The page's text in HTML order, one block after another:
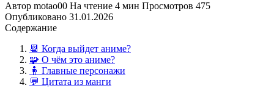
Автор motao00 На чтение 4 мин Просмотров 475
Опубликовано 31.01.2026
Содержание
📆 Когда выйдет аниме?
🧩 О чём это аниме?
🧍 Главные персонажи
💬 Цитата из манги